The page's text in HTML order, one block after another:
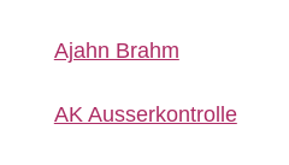
Ajahn Brahm
AK Ausserkontrolle